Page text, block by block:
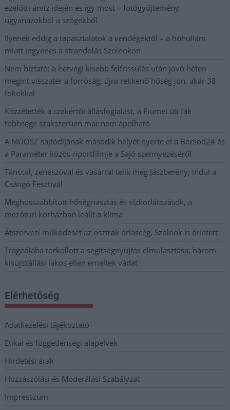
ezelőtti árvíz idején és így most – fotógyűjtemény
ugyanazokból a szögekből
Ilyenek eddig a tapasztalatok a vendégektől – a hőhullám
miatt ingyenes a strandolás Szolnokon
Nem biztató: a hétvégi kisebb felfrissülés után jövő héten
megint visszatér a forróság, újra rekkenő hőség jön, akár 38
fokokkal
Közzétették a szakértői állásfoglalást, a Fiumei úti fák
többsége szakszerűen már nem ápolható
A MÚOSZ sajtódíjának második helyét nyerte el a Borsod24 és
a Paraméter közös riportfilmje a Sajó szennyezéséről
Tánccal, zeneszóval és vásárral telik meg Jászberény, indul a
Csángó Fesztivál
Meghosszabbított hőségriasztás és vízkorlátozások, a
mezőtúri kórházban leállt a klíma
Átszervezi működését az osztrák óriáscég, Szolnok is érintett
Tragédiába torkollott a segítségnyújtás elmulasztása, három
kisújszállási lakos ellen emeltek vádat
Elérhetőség
Adatkezelési tájékoztató
Etikai és függetlenségi alapelvek
Hirdetési árak
Hozzászólási és Moderálási Szabályzat
Impresszum